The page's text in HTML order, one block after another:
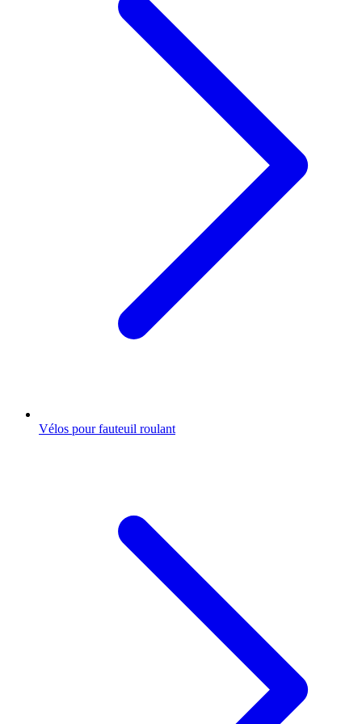
Vélos pour fauteuil roulant